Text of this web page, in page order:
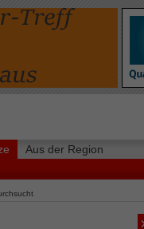
Aus der Region